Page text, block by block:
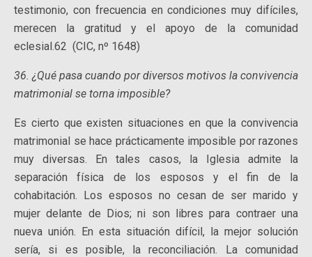
testimonio, con frecuencia en condiciones muy difíciles,
merecen la gratitud y el apoyo de la comunidad
eclesial.62 (CIC, nº 1648)
36. ¿Qué pasa cuando por diversos motivos la convivencia
matrimonial se torna imposible?
Es cierto que existen situaciones en que la convivencia
matrimonial se hace prácticamente imposible por razones
muy diversas. En tales casos, la Iglesia admite la
separación física de los esposos y el fin de la
cohabitación. Los esposos no cesan de ser marido y
mujer delante de Dios; ni son libres para contraer una
nueva unión. En esta situación difícil, la mejor solución
sería, si es posible, la reconciliación. La comunidad